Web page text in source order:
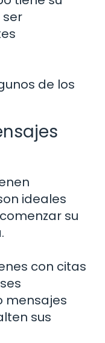
de los
ideales
su
con citas
mensajes
sus